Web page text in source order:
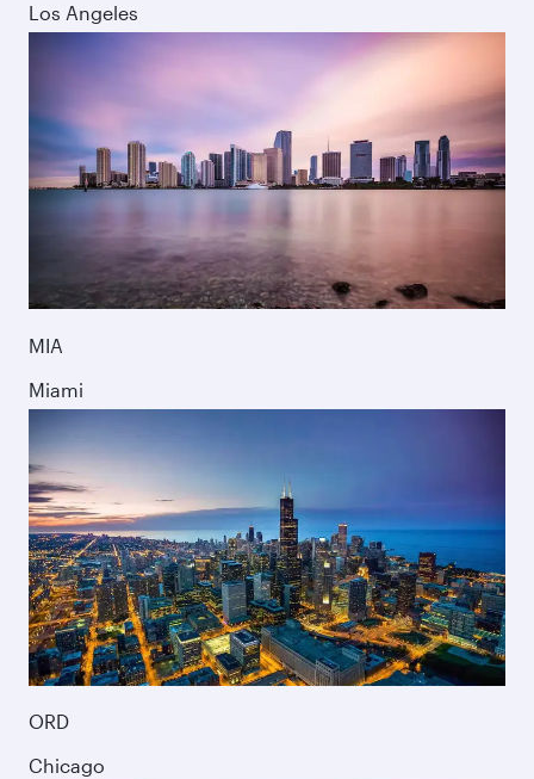
Los Angeles
MIA
Miami
ORD
Chicago